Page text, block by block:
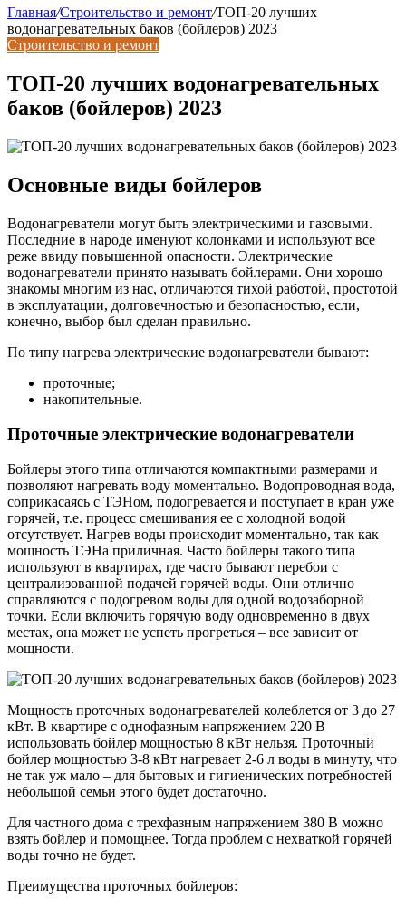
Главная/Строительство и ремонт/ТОП-20 лучших
водонагревательных баков (бойлеров) 2023
Строительство и ремонт
ТОП-20 лучших водонагревательных
баков (бойлеров) 2023
Основные виды бойлеров
Водонагреватели могут быть электрическими и газовыми.
Последние в народе именуют колонками и используют все
реже ввиду повышенной опасности. Электрические
водонагреватели принято называть бойлерами. Они хорошо
знакомы многим из нас, отличаются тихой работой, простотой
в эксплуатации, долговечностью и безопасностью, если,
конечно, выбор был сделан правильно.
По типу нагрева электрические водонагреватели бывают:
проточные;
накопительные.
Проточные электрические водонагреватели
Бойлеры этого типа отличаются компактными размерами и
позволяют нагревать воду моментально. Водопроводная вода,
соприкасаясь с ТЭНом, подогревается и поступает в кран уже
горячей, т.е. процесс смешивания ее с холодной водой
отсутствует. Нагрев воды происходит моментально, так как
мощность ТЭНа приличная. Часто бойлеры такого типа
используют в квартирах, где часто бывают перебои с
централизованной подачей горячей воды. Они отлично
справляются с подогревом воды для одной водозаборной
точки. Если включить горячую воду одновременно в двух
местах, она может не успеть прогреться – все зависит от
мощности.
Мощность проточных водонагревателей колеблется от 3 до 27
кВт. В квартире с однофазным напряжением 220 В
использовать бойлер мощностью 8 кВт нельзя. Проточный
бойлер мощностью 3-8 кВт нагревает 2-6 л воды в минуту, что
не так уж мало – для бытовых и гигиенических потребностей
небольшой семьи этого будет достаточно.
Для частного дома с трехфазным напряжением 380 В можно
взять бойлер и помощнее. Тогда проблем с нехваткой горячей
воды точно не будет.
Преимущества проточных бойлеров: